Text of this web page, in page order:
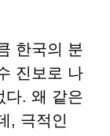
한국의 분
진보로 나
다. 왜 같은
, 극적인